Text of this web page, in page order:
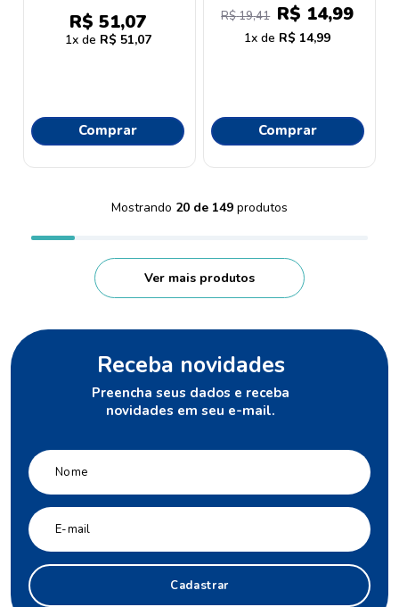
R$ 51,07
1 R$ 51,07
Comprar
Medley Generico
R$19,41 R$ 14,99
1 R$ 14,99
Comprar
Mostrando 20 de 149
Receba novidades
Preencha seus dados e receba
novidades em seu e-mail.
Cadastrar